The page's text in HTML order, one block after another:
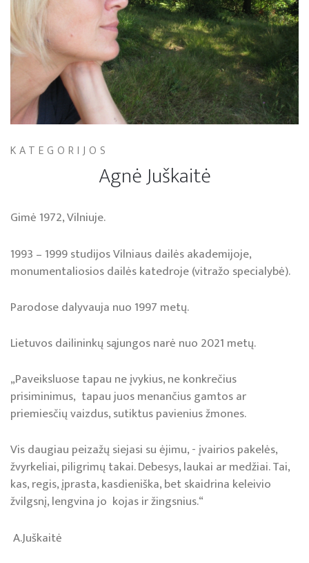
KATEGORIJOS
Agnė Juškaitė
Gimė 1972, Vilniuje.
1993 – 1999 studijos Vilniaus dailės akademijoje,
monumentaliosios dailės katedroje (vitražo specialybė).
Parodose dalyvauja nuo 1997 metų.
Lietuvos dailininkų sąjungos narė nuo 2021 metų.
„Paveiksluose tapau ne įvykius, ne konkrečius
prisiminimus, tapau juos menančius gamtos ar
priemiesčių vaizdus, sutiktus pavienius žmones.
Vis daugiau peizažų siejasi su ėjimu, - įvairios pakelės,
žvyrkeliai, piligrimų takai. Debesys, laukai ar medžiai. Tai,
kas, regis, įprasta, kasdieniška, bet skaidrina keleivio
žvilgsnį, lengvina jo kojas ir žingsnius.“
A.Juškaitė